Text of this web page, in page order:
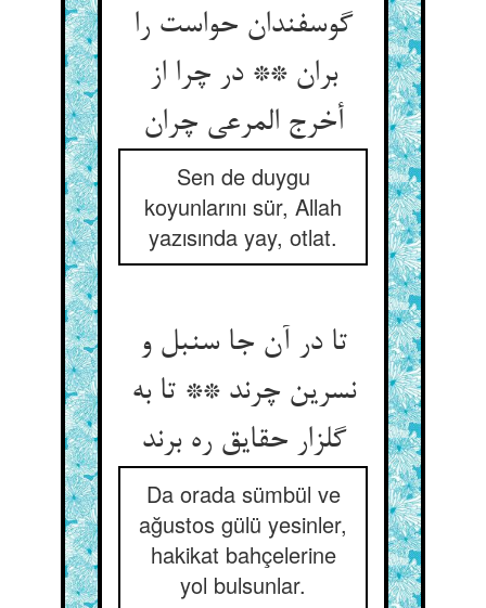
گوسفندان حواست را
بران ** در چرا از
أخرج المرعی‏ چران‏
Sen de duygu
koyunlarını sür, Allah
yazısında yay, otlat.
تا در آن جا سنبل و
نسرین چرند ** تا به
گلزار حقایق ره برند
Da orada sümbül ve
ağustos gülü yesinler,
hakikat bahçelerine
yol bulsunlar.